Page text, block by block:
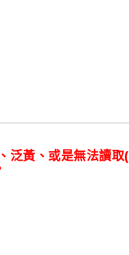
泛黃、或是無法讀取(